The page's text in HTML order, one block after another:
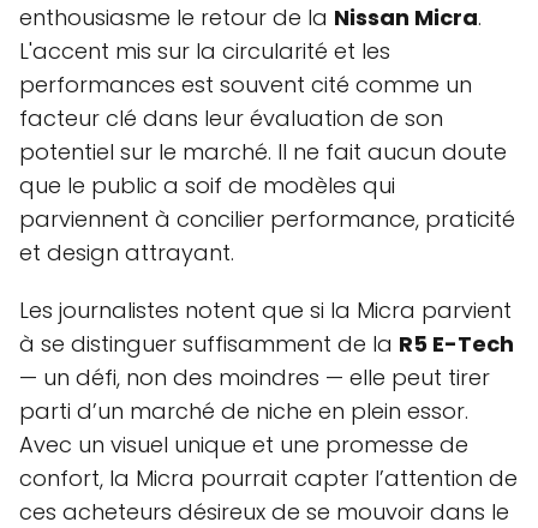
enthousiasme le retour de la Nissan Micra.
L'accent mis sur la circularité et les
performances est souvent cité comme un
facteur clé dans leur évaluation de son
potentiel sur le marché. Il ne fait aucun doute
que le public a soif de modèles qui
parviennent à concilier performance, praticité
et design attrayant.
Les journalistes notent que si la Micra parvient
à se distinguer suffisamment de la R5 E-Tech
— un défi, non des moindres — elle peut tirer
parti d’un marché de niche en plein essor.
Avec un visuel unique et une promesse de
confort, la Micra pourrait capter l’attention de
ces acheteurs désireux de se mouvoir dans le